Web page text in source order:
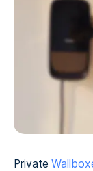
Private